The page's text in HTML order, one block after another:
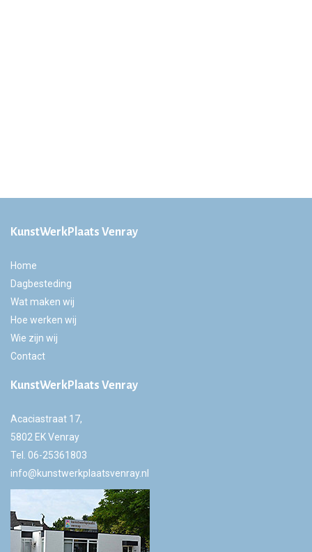
KunstWerkPlaats Venray
Home
Dagbesteding
Wat maken wij
Hoe werken wij
Wie zijn wij
Contact
KunstWerkPlaats Venray
Acaciastraat 17,
5802 EK Venray
Tel. 06-25361803
info@kunstwerkplaatsvenray.nl